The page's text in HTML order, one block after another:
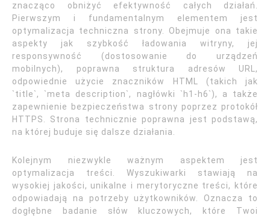
znacząco obniżyć efektywność całych działań.
Pierwszym i fundamentalnym elementem jest
optymalizacja techniczna strony. Obejmuje ona takie
aspekty jak szybkość ładowania witryny, jej
responsywność (dostosowanie do urządzeń
mobilnych), poprawna struktura adresów URL,
odpowiednie użycie znaczników HTML (takich jak
`title`, `meta description`, nagłówki `h1-h6`), a także
zapewnienie bezpieczeństwa strony poprzez protokół
HTTPS. Strona technicznie poprawna jest podstawą,
na której buduje się dalsze działania.
Kolejnym niezwykle ważnym aspektem jest
optymalizacja treści. Wyszukiwarki stawiają na
wysokiej jakości, unikalne i merytoryczne treści, które
odpowiadają na potrzeby użytkowników. Oznacza to
dogłębne badanie słów kluczowych, które Twoi